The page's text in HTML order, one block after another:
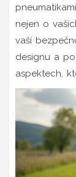
nejen o
vaší
designu a
aspektech,